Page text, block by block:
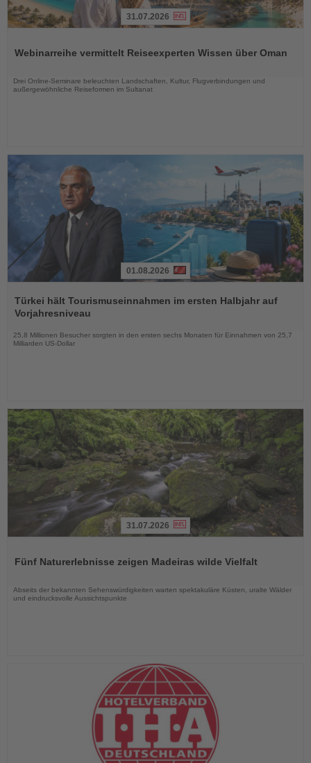
die
31.07.2026
Webinarreihe vermittelt Reiseexperten Wissen über Oman
Drei Online-Seminare beleuchten Landschaften, Kultur, Flugverbindungen und
außergewöhnliche Reiseformen im Sultanat
Sie
die
Nachrichten
01.08.2026
Türkei hält Tourismuseinnahmen im ersten Halbjahr auf
Vorjahresniveau
25,8 Millionen Besucher sorgten in den ersten sechs Monaten für Einnahmen von 25,7
Milliarden US-Dollar
die
31.07.2026
Fünf Naturerlebnisse zeigen Madeiras wilde Vielfalt
Abseits der bekannten Sehenswürdigkeiten warten spektakuläre Küsten, uralte Wälder
und eindrucksvolle Aussichtspunkte